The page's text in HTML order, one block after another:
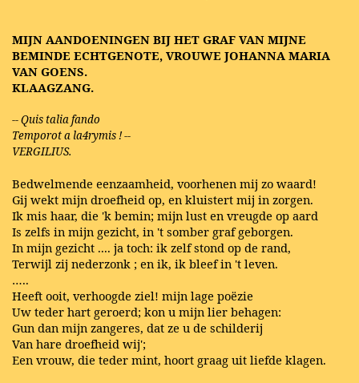
MIJN AANDOENINGEN BIJ HET GRAF VAN MIJNE
BEMINDE ECHTGENOTE, VROUWE JOHANNA MARIA
VAN GOENS.
KLAAGZANG.
-- Quis talia fando
Temporot a la4rymis ! --
VERGILIUS.
Bedwelmende eenzaamheid, voorhenen mij zo waard!
Gij wekt mijn droefheid op, en kluistert mij in zorgen.
Ik mis haar, die 'k bemin; mijn lust en vreugde op aard
Is zelfs in mijn gezicht, in 't somber graf geborgen.
In mijn gezicht .... ja toch: ik zelf stond op de rand,
Terwijl zij nederzonk ; en ik, ik bleef in 't leven.
…..
Heeft ooit, verhoogde ziel! mijn lage poëzie
Uw teder hart geroerd; kon u mijn lier behagen:
Gun dan mijn zangeres, dat ze u de schilderij
Van hare droefheid wij';
Een vrouw, die teder mint, hoort graag uit liefde klagen.